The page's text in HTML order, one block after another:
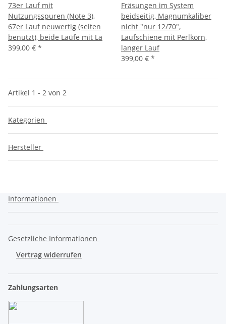
73er Lauf mit
Nutzungsspuren (Note 3),
67er Lauf neuwertig (selten
benutzt), beide Laüfe mit La
399,00 € *
Fräsungen im System
beidseitig, Magnumkaliber
nicht "nur 12/70",
Laufschiene mit Perlkorn,
langer Lauf
399,00 € *
Artikel 1 - 2 von 2
Kategorien
Hersteller
Informationen
Gesetzliche Informationen
Vertrag widerrufen
Zahlungsarten